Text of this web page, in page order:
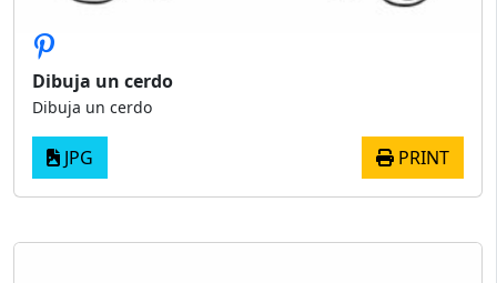
Dibuja un cerdo
Dibuja un cerdo
JPG PRINT